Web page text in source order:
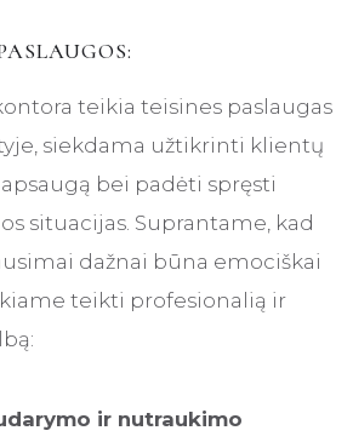
teikia teisines paslaugas
siekdama užtikrinti klientų
bei padėti spręsti
situacijas. Suprantame, kad
dažnai būna emociškai
teikti profesionalią ir
ir nutraukimo